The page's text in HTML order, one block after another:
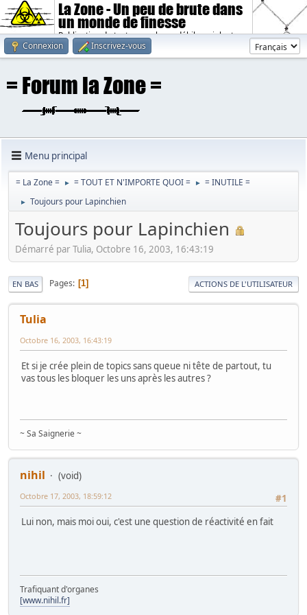
La Zone - Un peu de brute dans
un monde de finesse
Publication de textes sombres, débiles, violents.
Connexion
Inscrivez-vous
Menu principal
= La Zone = ► = TOUT ET N'IMPORTE QUOI = ► = INUTILE =
► Toujours pour Lapinchien
Toujours pour Lapinchien
Démarré par Tulia, Octobre 16, 2003, 16:43:19
EN BAS Pages 1 ACTIONS DE L'UTILISATEUR
Tulia
Octobre 16, 2003, 16:43:19
Et si je crée plein de topics sans queue ni tête de partout, tu
vas tous les bloquer les uns après les autres ?
~ Sa Saignerie ~
nihil
(void)
#1
Octobre 17, 2003, 18:59:12
Lui non, mais moi oui, c'est une question de réactivité en fait
Trafiquant d'organes
[www.nihil.fr]